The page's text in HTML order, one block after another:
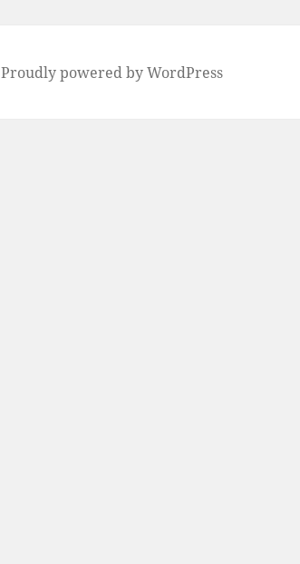
Proudly powered by WordPress